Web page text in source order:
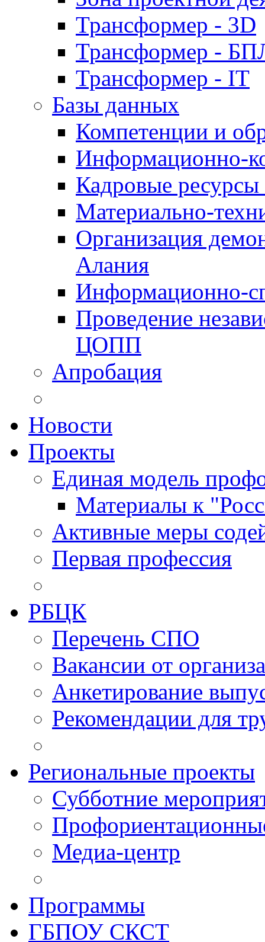
Трансформер - 3D
Трансформер -
Трансформер - IT
Базы данных
Компетенции и
Информационно-
Кадровые
Материально-
Организация
Алания
Информационно-
Проведение
ЦОПП
Апробация
Новости
Проекты
Единая модель
Материалы к
Активные меры
Первая профессия
РБЦК
Перечень СПО
Вакансии от
Анкетирование
Рекомендации для
Региональные проекты
Субботние
Медиа-центр
Программы
ГБПОУ СКСТ